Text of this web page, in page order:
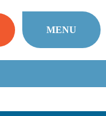
MENU